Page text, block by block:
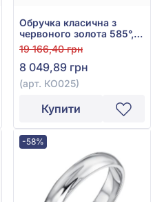
Обручка класична з
червоного золота 585°,
арт. КО025
19 166,40 грн
8 049,89 грн
(арт. КО025)
Купити
-58%